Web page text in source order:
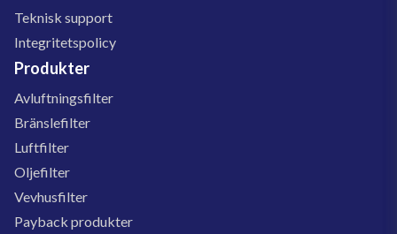
Teknisk support
Integritetspolicy
Produkter
Avluftningsfilter
Bränslefilter
Luftfilter
Oljefilter
Vevhusfilter
Payback produkter